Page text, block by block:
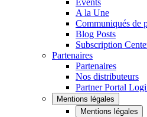
Events
A la Une
Communiqués de
Blog Posts
Subscription
Partenaires
Partenaires
Nos distributeurs
Partner Portal
Mentions légales
Mentions légales